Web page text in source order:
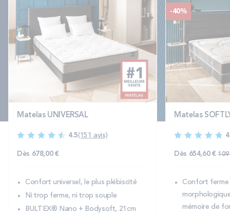
Matelas UNIVERSAL
4.5(151 avis)
Dès 678,00 €
Confort universel, le plus plébiscité
Ni trop ferme, ni trop souple
BULTEX® Nano + Bodysoft, 21cm
-40%
Matelas
Dès 654,60 € 1
Confort ferme
mémoire de